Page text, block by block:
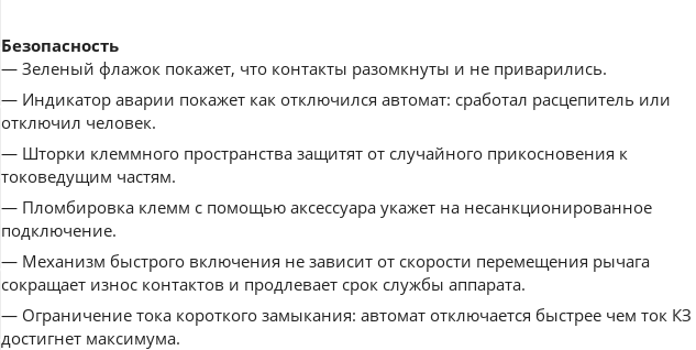
Безопасность
— Зеленый флажок покажет, что контакты разомкнуты и не приварились.
— Индикатор аварии покажет как отключился автомат: сработал расцепитель или
отключил человек.
— Шторки клеммного пространства защитят от cлучайного прикосновения к
токоведущим частям.
— Пломбировка клемм с помощью аксессуара укажет на несанкционированное
подключение.
— Механизм быстрого включения не зависит от скорости перемещения рычага
сокращает износ контактов и продлевает срок службы аппарата.
— Ограничение тока короткого замыкания: автомат отключается быстрее чем ток КЗ
достигнет максимума.